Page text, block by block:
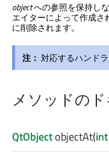
objectへの参照を保持し
エイターによって作成
に削除されます。
注： 対応するハンド
メソッドの
QtObjectobjectAt(int